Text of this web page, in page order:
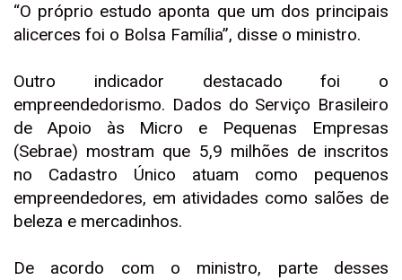
“O próprio estudo aponta que um dos principais
alicerces foi o Bolsa Família”, disse o ministro.
Outro indicador destacado foi o
empreendedorismo. Dados do Serviço Brasileiro
de Apoio às Micro e Pequenas Empresas
(Sebrae) mostram que 5,9 milhões de inscritos
no Cadastro Único atuam como pequenos
empreendedores, em atividades como salões de
beleza e mercadinhos.
De acordo com o ministro, parte desses